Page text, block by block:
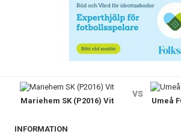
TRUPPEN
BILDGALLERI
Mariehem SK (P2016) Vit
vs
Umeå
INFORMATION